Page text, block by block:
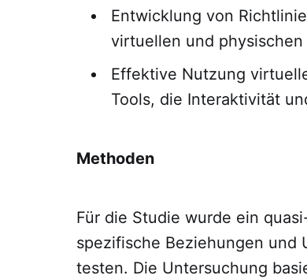
Entwicklung von
virtuellen und
Effektive Nutzung
Tools, die Interaktivität
Methoden
Für die Studie wurde ein
spezifische Beziehungen und
testen. Die Untersuchung